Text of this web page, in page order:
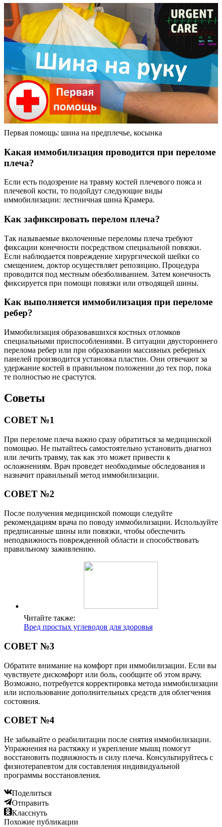
Первая помощь: шина на предплечье, косынка
Какая иммобилизация проводится при переломе
плеча?
Если есть подозрение на травму костей плечевого пояса и
плечевой кости, то подойдут следующие виды
иммобилизации: лестничная шина Крамера.
Как зафиксировать перелом плеча?
Так называемые вколоченные переломы плеча требуют
фиксации конечности посредством специальной повязки.
Если наблюдается повреждение хирургической шейки со
смещением, доктор осуществляет репозицию. Процедура
проводится под местным обезболиванием. Затем конечность
фиксируется при помощи повязки или отводящей шины.
Как выполняется иммобилизация при переломе
ребер?
Иммобилизация образовавшихся костных отломков
специальными приспособлениями. В ситуации двустороннего
перелома ребер или при образовании массивных реберных
панелей производится установка пластин. Они отвечают за
удержание костей в правильном положении до тех пор, пока
те полностью не срастутся.
Советы
СОВЕТ №1
При переломе плеча важно сразу обратиться за медицинской
помощью. Не пытайтесь самостоятельно установить диагноз
или лечить травму, так как это может привести к
осложнениям. Врач проведет необходимые обследования и
назначит правильный метод иммобилизации.
СОВЕТ №2
После получения медицинской помощи следуйте
рекомендациям врача по поводу иммобилизации. Используйте
предписанные шины или повязки, чтобы обеспечить
неподвижность поврежденной области и способствовать
правильному заживлению.
Читайте также:
Вред простых углеводов для здоровья
СОВЕТ №3
Обратите внимание на комфорт при иммобилизации. Если вы
чувствуете дискомфорт или боль, сообщите об этом врачу.
Возможно, потребуется корректировка метода иммобилизации
или использование дополнительных средств для облегчения
состояния.
СОВЕТ №4
Не забывайте о реабилитации после снятия иммобилизации.
Упражнения на растяжку и укрепление мышц помогут
восстановить подвижность и силу плеча. Консультируйтесь с
физиотерапевтом для составления индивидуальной
программы восстановления.
Поделиться
Отправить
Класснуть
Похожие публикации